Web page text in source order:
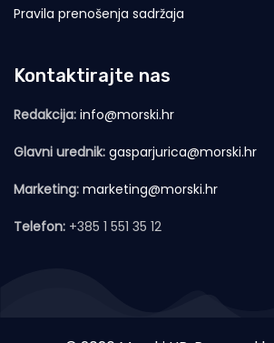
Pravila prenošenja sadržaja
Kontaktirajte nas
Redakcija: info@morski.hr
Glavni urednik: gasparjurica@morski.hr
Marketing: marketing@morski.hr
Telefon: +385 1 551 35 12